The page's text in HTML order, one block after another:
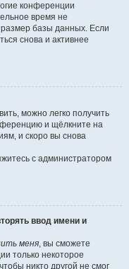
конференции
время не
базы данных. Если
снова и активнее
можно легко получить
и щёлкните на
и скоро вы снова
с администратором
ввод имени и
меня, вы сможете
только некоторое
никто другой не смог